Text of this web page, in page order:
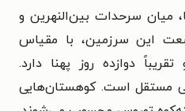
میان سرحدات بین‌النهرین و
این سرزمین، با مقیاس
دوازده روز پهنا دارد.
مستقل است. کوهستان‌هایی